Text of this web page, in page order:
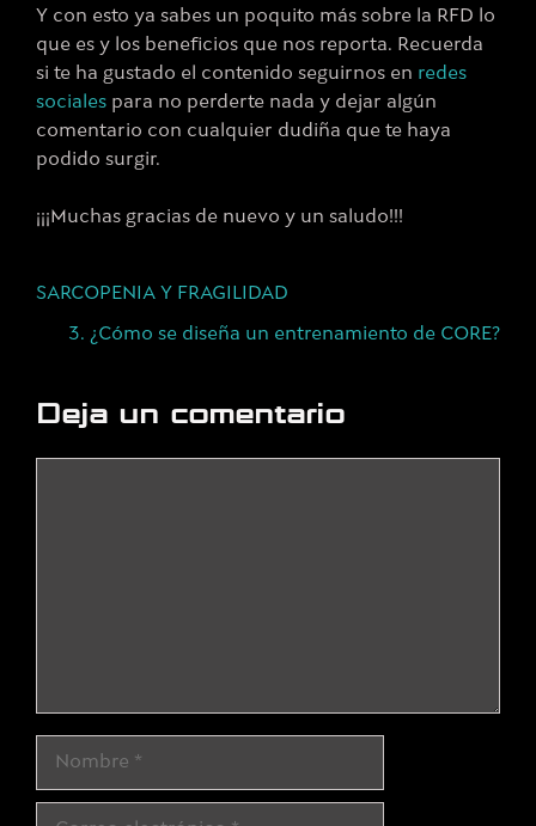
Y con esto ya sabes un poquito más sobre la RFD lo
que es y los beneficios que nos reporta. Recuerda
si te ha gustado el contenido seguirnos en redes
sociales para no perderte nada y dejar algún
comentario con cualquier dudiña que te haya
podido surgir.
¡¡¡Muchas gracias de nuevo y un saludo!!!
SARCOPENIA Y FRAGILIDAD
3. ¿Cómo se diseña un entrenamiento de CORE?
Deja un comentario
Nombre